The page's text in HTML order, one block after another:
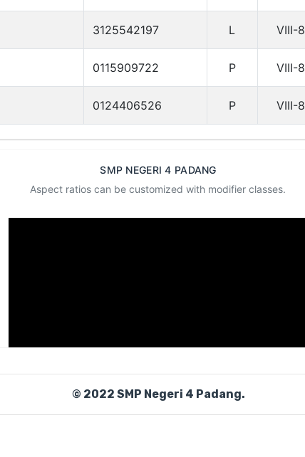
3125542197 L VIII-8
0115909722 P VIII-8
0124406526 P VIII-8
SMP NEGERI 4 PADANG
Aspect ratios can be customized with modifier classes.
© 2022 SMP Negeri 4 Padang.